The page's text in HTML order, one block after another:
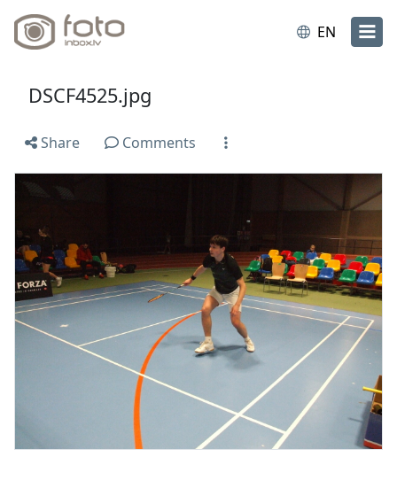
EN
DSCF4525.jpg
Share Comments